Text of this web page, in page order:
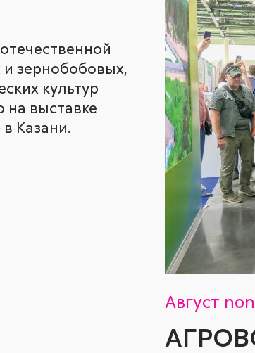
зернобобовых,
культур
на выставке
Казани.
Август